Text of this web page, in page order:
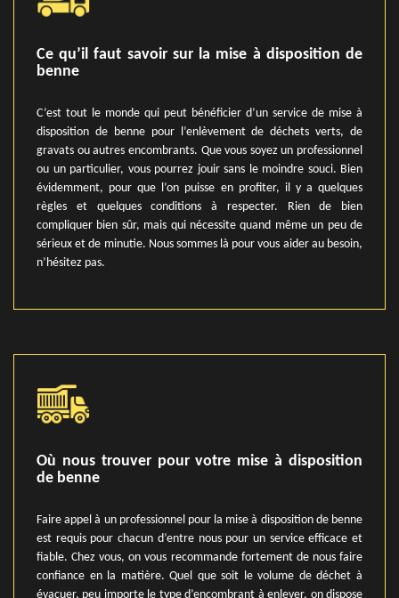
Ce qu’il faut savoir sur la mise à disposition de
benne
C’est tout le monde qui peut bénéficier d’un service de mise à
disposition de benne pour l’enlèvement de déchets verts, de
gravats ou autres encombrants. Que vous soyez un professionnel
ou un particulier, vous pourrez jouir sans le moindre souci. Bien
évidemment, pour que l’on puisse en profiter, il y a quelques
règles et quelques conditions à respecter. Rien de bien
compliquer bien sûr, mais qui nécessite quand même un peu de
sérieux et de minutie. Nous sommes là pour vous aider au besoin,
n’hésitez pas.
Où nous trouver pour votre mise à disposition
de benne
Faire appel à un professionnel pour la mise à disposition de benne
est requis pour chacun d’entre nous pour un service efficace et
fiable. Chez vous, on vous recommande fortement de nous faire
confiance en la matière. Quel que soit le volume de déchet à
évacuer, peu importe le type d’encombrant à enlever, on dispose